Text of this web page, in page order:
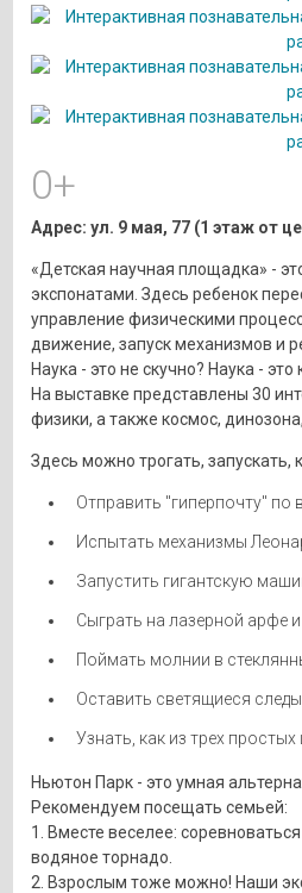
0+
Адрес: ул. 9 мая, 77 (1 этаж от
«Детская научная площадка» -
экспонатами. Здесь ребенок
управление физическими
движение, запуск механизмов и
Наука - это не скучно? Наука - это
На выставке представлены 30
физики, а также космос,
Здесь можно трогать, запускать,
Отправить "гиперпочту"
Испытать механизмы
Запустить гигантскую
Сыграть на лазерной арфе
Поймать молнии в
Оставить светящиеся следы
Узнать, как из трех
Ньютон Парк - это умная
Рекомендуем посещать семьей:
1. Вместе веселее:
водяное торнадо.
2. Взрослым тоже можно! Наши